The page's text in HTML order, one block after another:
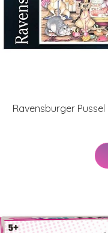
Ravensburger